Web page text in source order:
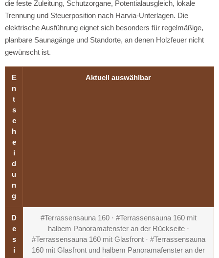
die feste Zuleitung, Schutzorgane, Potentialausgleich, lokale
Trennung und Steuerposition nach Harvia-Unterlagen. Die
elektrische Ausführung eignet sich besonders für regelmäßige,
planbare Saunagänge und Standorte, an denen Holzfeuer nicht
gewünscht ist.
E
n
t
s
c
h
e
i
d
u
n
g
Aktuell auswählbar
D
e
s
i
#Terrassensauna 160 · #Terrassensauna 160 mit
halbem Panoramafenster an der Rückseite ·
#Terrassensauna 160 mit Glasfront · #Terrassensauna
160 mit Glasfront und halbem Panoramafenster an der